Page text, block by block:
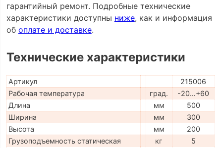
гарантийный ремонт. Подробные технические
характеристики доступны ниже, как и информация
об оплате и доставке.
Технические характеристики
Артикул
215006
Рабочая температура
град.
-20…+60
Длина
мм
500
Ширина
мм
300
Высота
мм
200
Грузоподъемность статическая
кг
5